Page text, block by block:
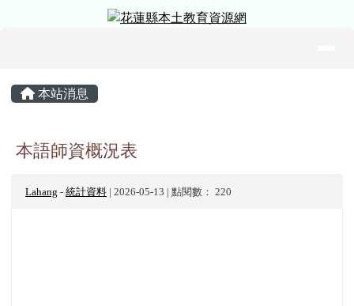
花蓮縣本土教育資源網
主內容區域
本站消息
本語師資概況表
Lahang - 統計資料 | 2026-05-13 | 點閱數： 220
頁尾區域